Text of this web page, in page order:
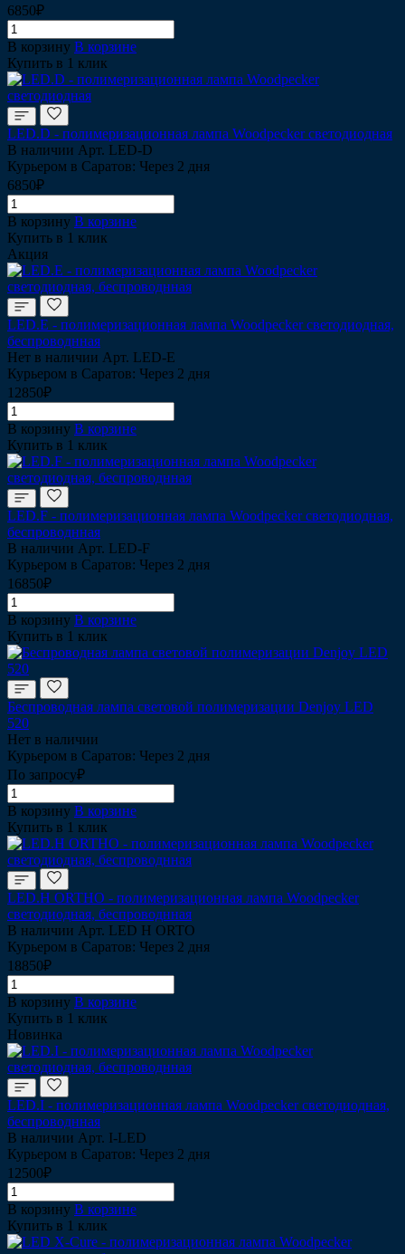
6850₽
В корзину В корзине
Купить в 1 клик
LED.D - полимеризационная лампа Woodpecker cветодиодная
В наличии Арт. LED-D
Курьером в Саратов: Через 2 дня
6850₽
В корзину В корзине
Купить в 1 клик
Акция
LED.E - полимеризационная лампа Woodpecker cветодиодная,
беспроводнная
Нет в наличии Арт. LED-E
Курьером в Саратов: Через 2 дня
12850₽
В корзину В корзине
Купить в 1 клик
LED.F - полимеризационная лампа Woodpecker cветодиодная,
беспроводнная
В наличии Арт. LED-F
Курьером в Саратов: Через 2 дня
16850₽
В корзину В корзине
Купить в 1 клик
Беспроводная лампа световой полимеризации Denjoy LED
520
Нет в наличии
Курьером в Саратов: Через 2 дня
По запросу₽
В корзину В корзине
Купить в 1 клик
LED.H ORTHO - полимеризационная лампа Woodpecker
cветодиодная, беспроводнная
В наличии Арт. LED H ORTO
Курьером в Саратов: Через 2 дня
18850₽
В корзину В корзине
Купить в 1 клик
Новинка
LED.I - полимеризационная лампа Woodpecker cветодиодная,
беспроводнная
В наличии Арт. I-LED
Курьером в Саратов: Через 2 дня
12500₽
В корзину В корзине
Купить в 1 клик